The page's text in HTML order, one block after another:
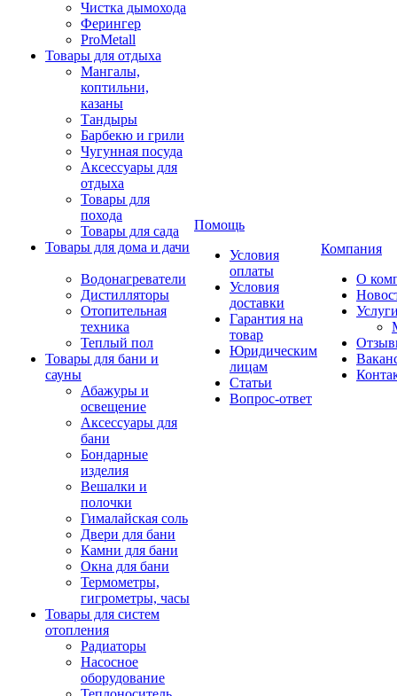
Чистка дымохода
Ферингер
ProMetall
Товары для отдыха
Мангалы,
коптильни,
казаны
Тандыры
Барбекю и грили
Чугунная посуда
Аксессуары для
отдыха
Товары для
похода
Товары для сада
Товары для дома и дачи
Водонагреватели
Дистилляторы
Отопительная
техника
Теплый пол
Товары для бани и
сауны
Абажуры и
освещение
Аксессуары для
бани
Бондарные
изделия
Вешалки и
полочки
Гималайская соль
Двери для бани
Камни для бани
Окна для бани
Термометры,
гигрометры, часы
Товары для систем
отопления
Радиаторы
Насосное
оборудование
Помощь
Условия
оплаты
Условия
доставки
Гарантия на
товар
Юридическим
лицам
Статьи
Вопрос-ответ
Компания
О